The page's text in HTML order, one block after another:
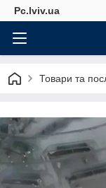
Pc.lviv.ua
Товари та